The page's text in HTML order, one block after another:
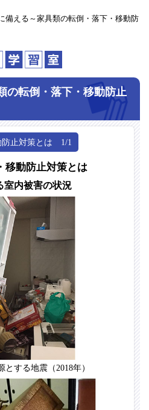
備える～家具類の転倒・落下・移動防
の転倒・落下・移動防止
防止対策とは 1/1
移動防止対策とは
室内被害の状況
とする地震（2018年）